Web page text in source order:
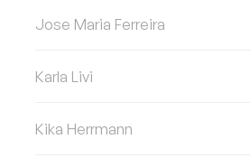
Jose Maria Ferreira
Karla Livi
Kika Herrmann